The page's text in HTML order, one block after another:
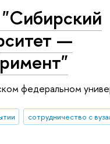
—
федеральном
сотрудничество с